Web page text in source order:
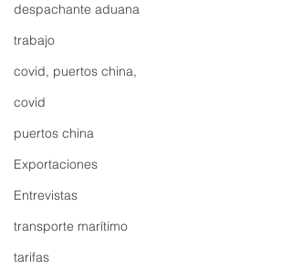
despachante aduana
trabajo
covid, puertos china,
covid
puertos china
Exportaciones
Entrevistas
transporte marítimo
tarifas